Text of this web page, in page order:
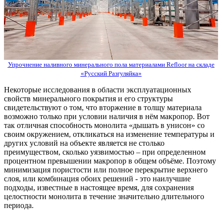
Упрочнение наливного минерального пола материалами Refloor на складе
«Русский Разгуляйка»
Некоторые исследования в области эксплуатационных
свойств минерального покрытия и его структуры
свидетельствуют о том, что вторжение в толщу материала
возможно только при условии наличия в нём макропор. Вот
так отличная способность монолита «дышать в унисон» со
своим окружением, откликаться на изменение температуры и
других условий на объекте является не столько
преимуществом, сколько уязвимостью – при определенном
процентном превышении макропор в общем объёме. Поэтому
минимизация пористости или полное перекрытие верхнего
слоя, или комбинация обоих решений - это наилучшие
подходы, известные в настоящее время, для сохранения
целостности монолита в течение значительно длительного
периода.